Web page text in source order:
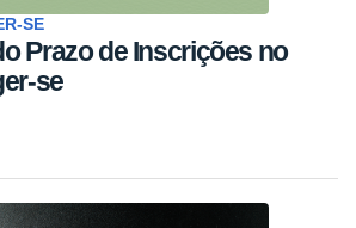
SE
Prazo de Inscrições no
se